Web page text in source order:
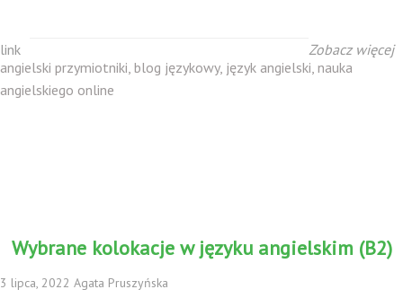
link
Zobacz więcej
angielski przymiotniki, blog językowy, język angielski, nauka
angielskiego online
Wybrane kolokacje w języku angielskim (B2)
3 lipca, 2022 Agata Pruszyńska